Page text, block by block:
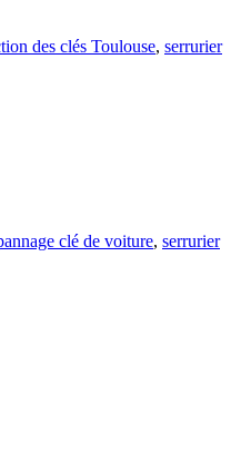
des clés Toulouse, serrurier
clé de voiture, serrurier